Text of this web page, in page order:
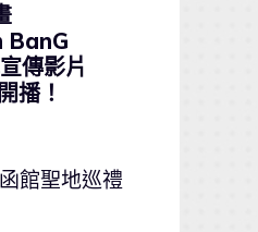
BanG
傳影片
播！
館聖地巡禮